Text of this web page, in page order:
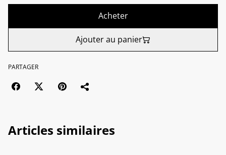
Acheter
Ajouter au panier
PARTAGER
Articles similaires